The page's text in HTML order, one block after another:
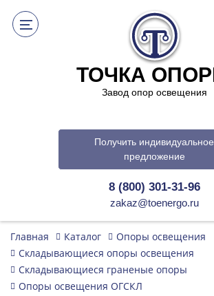
ТОЧКА
Завод опор освещения
Получить индивидуальное
предложение
8 (800) 301-31-96
zakaz@toenergo.ru
Главная Каталог
Опоры освещения
Складывающиеся опоры освещения
Складывающиеся граненые опоры
Опоры освещения ОГСКЛ